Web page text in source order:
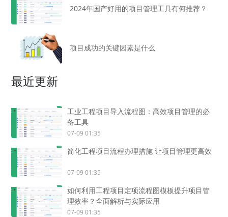
2024年国产好用的项目管理工具有何推荐？
项目成功的关键因素是什么
最近更新
工业工程项目导入流程图：高效项目管理的必
备工具
07-09 01:35
简化工程项目流程办理措施 让项目管理更高效
07-09 01:35
如何利用工程项目定项流程图模板提升项目管
理效率？全面解析与实际应用
07-09 01:35